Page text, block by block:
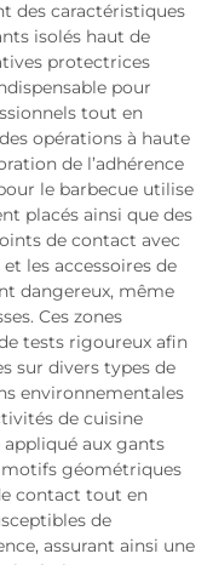
des caractéristiques
isolés haut de
protectrices
pour
tout en
opérations à haute
de l’adhérence
le barbecue utilise
placés ainsi que des
de contact avec
les accessoires de
dangereux, même
Ces zones
tests rigoureux afin
sur divers types de
environnementales
de cuisine
aux gants
motifs géométriques
contact tout en
de
assurant ainsi une